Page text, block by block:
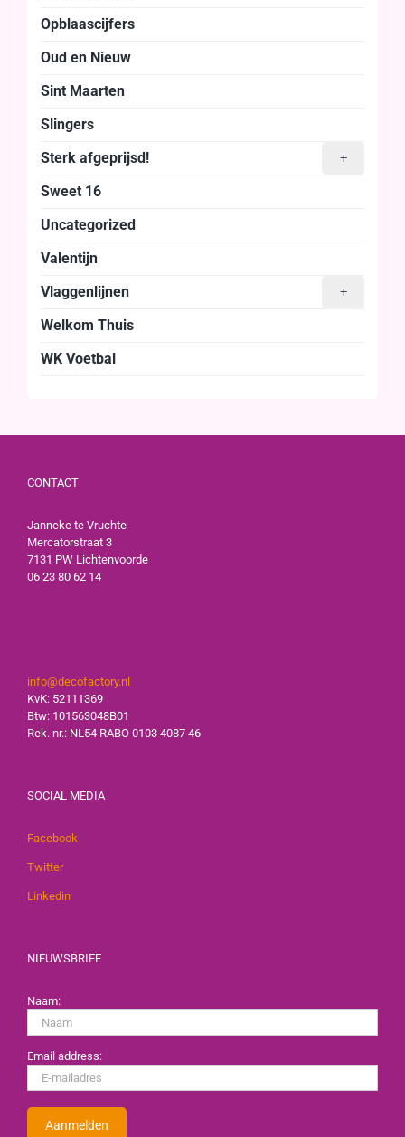
Opblaascijfers
Oud en Nieuw
Sint Maarten
Slingers
+
Sterk afgeprijsd!
Sweet 16
Uncategorized
Valentijn
+
Vlaggenlijnen
Welkom Thuis
WK Voetbal
CONTACT
Janneke te Vruchte
Mercatorstraat 3
7131 PW Lichtenvoorde
06 23 80 62 14
info@decofactory.nl
KvK: 52111369
Btw: 101563048B01
Rek. nr.: NL54 RABO 0103 4087 46
SOCIAL MEDIA
Facebook
Twitter
Linkedin
NIEUWSBRIEF
Naam:
Email address: